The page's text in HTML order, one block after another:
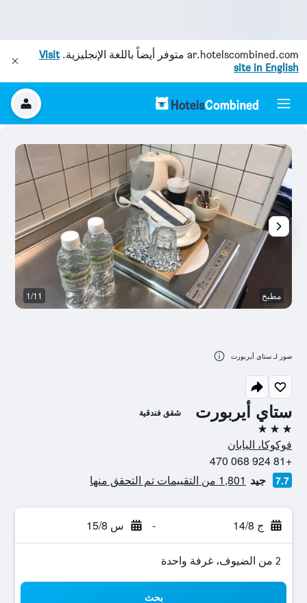
ar.hotelscombined.com متوفر أيضاً باللغة الإنجليزية.Visit
site in English
ستاي أيربورت شقق فندقية
3 نجوم
فوكوكا، اليابان
+81 924 068 470
7.7 جيد 1,801 من التقييمات تم التحقق منها
ج 14/8 - س 15/8
2 من الضيوف، غرفة واحدة
بحث
مطبخ 1/11
صور لـ ستاي أيربورت